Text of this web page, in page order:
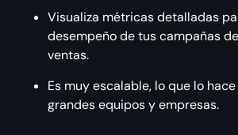
Visualiza métricas detalladas
desempeño de tus campañas
ventas.
Es muy escalable, lo que lo
grandes equipos y empresas.